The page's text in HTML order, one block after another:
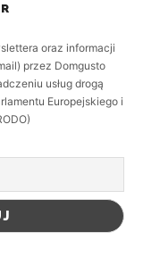
oraz informacji
przez Domgusto
usług drogą
Europejskiego i